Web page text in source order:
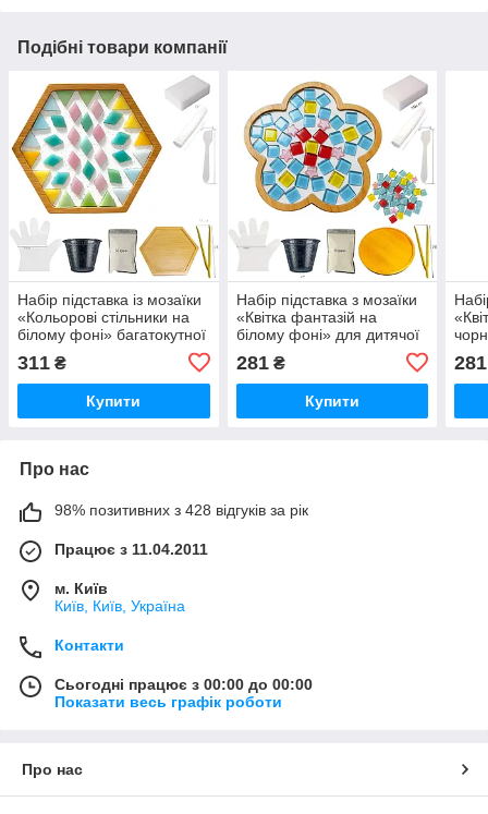
Подібні товари компанії
Набір підставка із мозаїки
«Кольорові стільники на
білому фоні» багатокутної
творчості
311 ₴
Купити
Набір підставка з мозаїки
«Квітка фантазій на
білому фоні» для дитячої
281₴
Купити
281
Про нас
98% позитивних з 428 відгуків за рік
Працює з 11.04.2011
м. Київ
Київ, Київ, Україна
Контакти
Сьогодні працює з 00:00 до 00:00
Показати весь графік роботи
Про нас